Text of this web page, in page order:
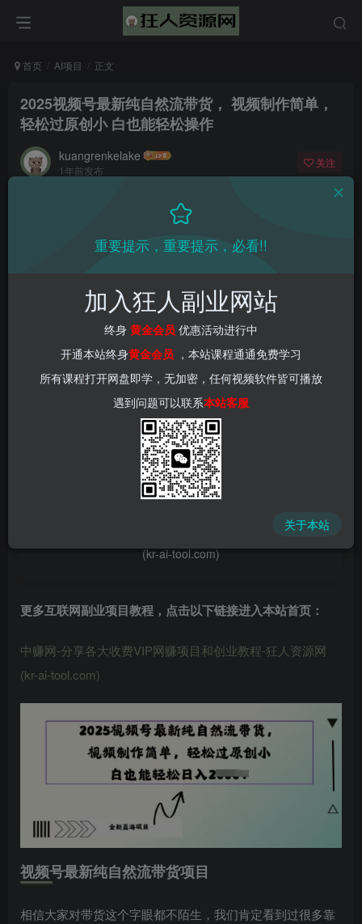
首页 AI项目 正文
2025视频号最新纯自然流带货， 视频制作简单，
轻松过原创小 白也能轻松操作
kuangrenkelake
1年前发布
关注
📌 1000➕互联网副业项目教程，更多网赚项目，点击以下
链接进入本站首页：
中赚网 - 分享各大收费VIP网赚项目和创业教程 - 狂人资源
(kr-ai-tool.com)
更多互联网副业项目教程，点击以下链接进入本站首页 ：
中赚网-分享各大收费VIP网赚项目和创业教程-狂人资源网
(kr-ai-tool.com)
视频号最新纯自然流带货项目
相信大家对带货这个字眼都不陌生，我们肯定看到过很多靠
重要提示，重要提示，必看!!
加入狂人副业网站
终身 黄金会员 优惠活动进行中
开通本站终身黄金会员 ，本站课程通通免费学习
所有课程打开网盘即学，无加密，任何视频软件皆可播放
遇到问题可以联系本站客服
关于本站